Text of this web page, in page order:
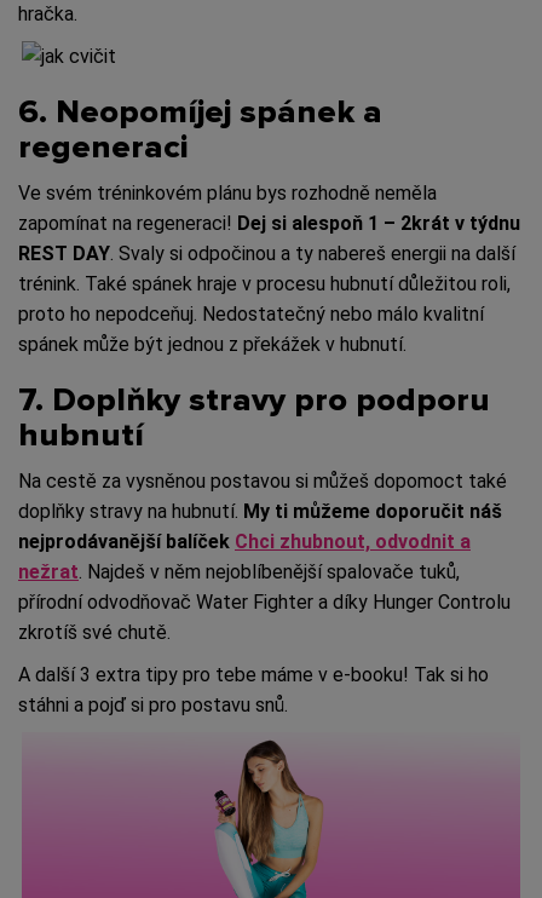
hračka.
6. Neopomíjej spánek a
regeneraci
Ve svém tréninkovém plánu bys rozhodně neměla
zapomínat na regeneraci! Dej si alespoň 1 – 2krát v týdnu
REST DAY . Svaly si odpočinou a ty nabereš energii na další
trénink. Také spánek hraje v procesu hubnutí důležitou roli,
proto ho nepodceňuj. Nedostatečný nebo málo kvalitní
spánek může být jednou z překážek v hubnutí.
7. Doplňky stravy pro podporu
hubnutí
Na cestě za vysněnou postavou si můžeš dopomoct také
doplňky stravy na hubnutí. My ti můžeme doporučit náš
nejprodávanější balíček Chci zhubnout, odvodnit a
nežrat . Najdeš v něm nejoblíbenější spalovače tuků,
přírodní odvodňovač Water Fighter a díky Hunger Controlu
zkrotíš své chutě.
A další 3 extra tipy pro tebe máme v e-booku! Tak si ho
stáhni a pojď si pro postavu snů.